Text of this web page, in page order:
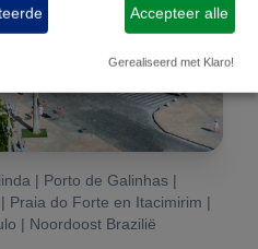
| Porto de Galinhas |
Praia do Forte en Itacimirim |
| Noordoost Brazilië
Accepteer alle
Gerealiseerd met Klaro!